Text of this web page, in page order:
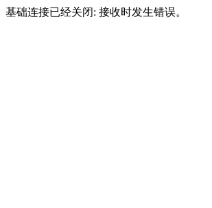
基础连接已经关闭: 接收时发生错误。